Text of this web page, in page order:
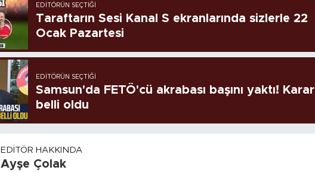
EDITÖRÜN SEÇTIĞI
Taraftarın Sesi Kanal S ekranlarında sizlerle 22
Ocak Pazartesi
EDITÖRÜN SEÇTIĞI
Samsun'da FETÖ'cü akrabası başını yaktı! Karar
belli oldu
EDITÖR HAKKINDA
Ayşe Çolak